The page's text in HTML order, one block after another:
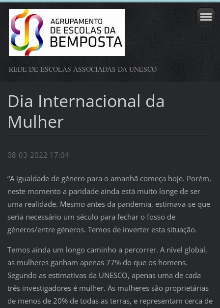
REDE DE ESCOLAS ASSOCIADAS DA UNESCO
Dia Internacional da
Mulher
08-03-2022 17:04
“A igualdade de género para o amanhã começa hoje. Porém,
neste momento a paridade ainda está muito longe de ser
uma realidade. Mesmo antes da pandemia, estimava-se que
seria necessário um século para fechar o fosso de
géneros/entre géneros. Temos de inverter esta situação.
Temos ainda um longo caminho a percorrer. A nível global,
as mulheres ganham apenas 77% do que os homens.
Segundo as estimativas da UNESCO, apenas uma de cada
três investigadores é mulher. As mulheres são proprietárias
de menos de 20% de todas as terras, e representam cerca de